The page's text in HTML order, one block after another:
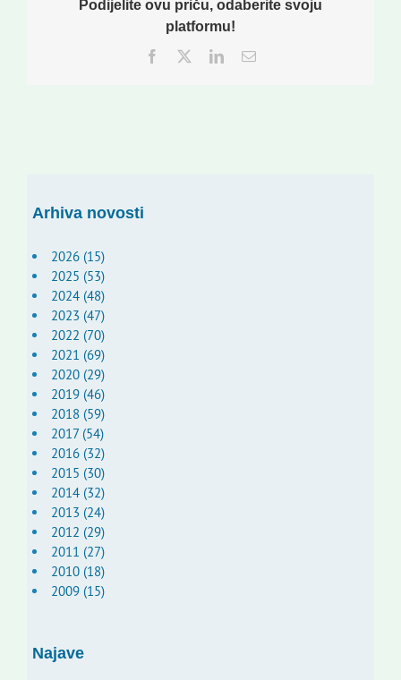
Podijelite ovu priču, odaberite svoju
platformu!
Facebook
TwitterLinkedInEmail:
Arhiva novosti
2026 (15)
2025 (53)
2024 (48)
2023 (47)
2022 (70)
2021 (69)
2020 (29)
2019 (46)
2018 (59)
2017 (54)
2016 (32)
2015 (30)
2014 (32)
2013 (24)
2012 (29)
2011 (27)
2010 (18)
2009 (15)
Najave